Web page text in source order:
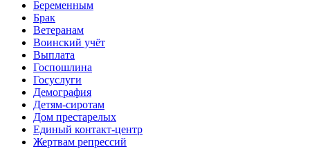
Беременным
Брак
Ветеранам
Воинский учёт
Выплата
Госпошлина
Госуслуги
Демография
Детям-сиротам
Дом престарелых
Единый контакт-центр
Жертвам репрессий